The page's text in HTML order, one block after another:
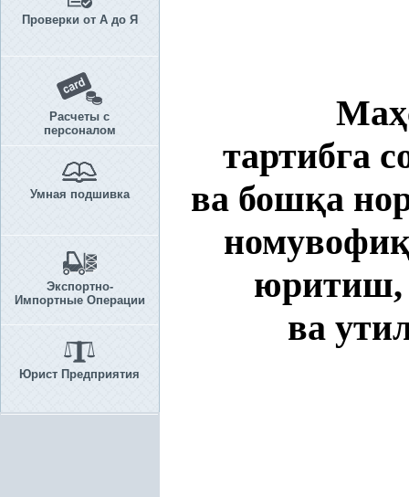
Проверки от А до Я
Расчеты с
персоналом
Умная подшивка
Экспортно-
Импортные Операции
Юрист Предприятия
Маҳ
тартибга
ва бошқа
номувофи
юритиш,
ва